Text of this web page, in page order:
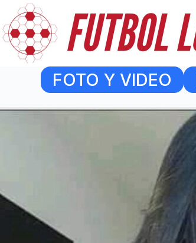
content
FOTO Y VIDEO